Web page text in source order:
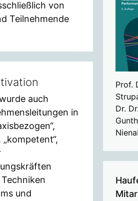
von
Teilnehmende
auch
in
und
Prof.
Dr.